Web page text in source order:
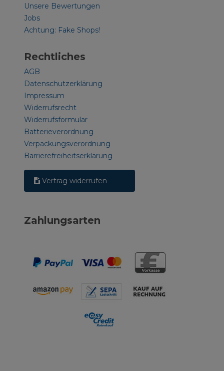
Unsere Bewertungen
Jobs
Achtung: Fake Shops!
Rechtliches
AGB
Datenschutzerklärung
Impressum
Widerrufsrecht
Widerrufsformular
Batterieverordnung
Verpackungsverordnung
Barrierefreiheitserklärung
Vertrag widerrufen
Zahlungsarten